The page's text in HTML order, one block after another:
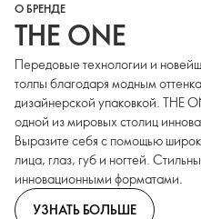
О БРЕНДЕ
THE ONE
Передовые технологии и
толпы благодаря модным
дизайнерской упаковкой. THE
одной из мировых столиц
Выразите себя с помощью
лица, глаз, губ и ногтей.
инновационными форматами.
УЗНАТЬ БОЛЬШЕ